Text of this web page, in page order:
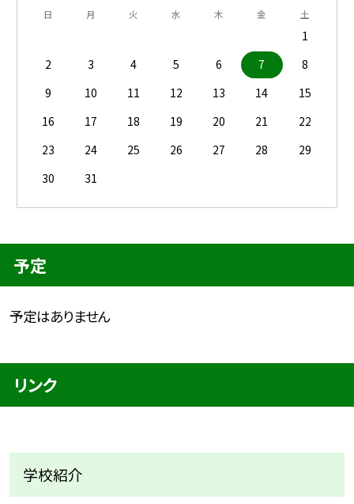
日 月 火 水 木 金 土
1
2
3 4 5 6 7
8
9
10 11 12 13 14
15
16
17 18 19 20 21
22
23
24 25 26 27 28
29
30
31
予定
予定はありません
リンク
学校紹介